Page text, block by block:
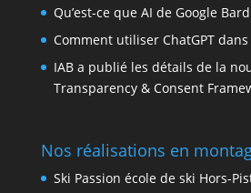
Qu’est-ce que AI de Google
Comment utiliser ChatGPT dans
IAB a publié les détails de la
Transparency & Consent
Nos réalisations en
Ski Passion école de ski Hors-